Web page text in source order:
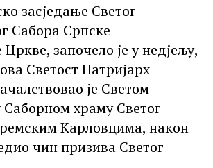
засједање Светог
Сабора Српске
започело је у недјељу,
Светост Патријарх
је Светом
Саборном храму Светог
Карловцима, након
чин призива Светог